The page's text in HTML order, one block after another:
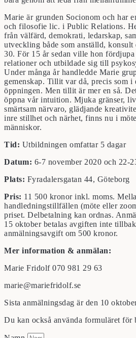
Marie är grunden Socionom och har
och filosofie lic. i Public Relations.
från välfärd, demokrati, ledarskap,
utveckling både som anställd, konsult
30. För 15 år sedan ville hon
relationer och utbildade sig till
Under många år handledde Marie
gemenskap. Tillit var då, precis som i
öppningen. Men tillit är mer en så.
öppna vår intuition. Mjuka gränser,
smärtsam närvaro, glädjande
inre stillhet och närhet, finns nu i
människor.
Tid: Utbildningen omfattar 5 dagar
Datum: 6-7 november 2020 och 22-
Plats: Fyradalersgatan 44, Göteborg
Pris: 11 500 kronor inkl. moms.
handledningstillfällen (möte eller
priset. Delbetalning kan ordnas.
15 oktober betalas avgiften inte
anmälningsavgift om 500 kronor.
Mer information & anmälan:
Marie Fridolf 070 981 29 63
marie@mariefridolf.se
Sista anmälningsdag är den 10
Du kan också använda formuläret för